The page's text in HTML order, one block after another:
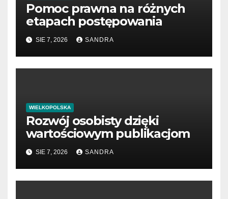
Pomoc prawna na różnych
etapach postępowania
SIE 7, 2026 SANDRA
WIELKOPOLSKA
Rozwój osobisty dzięki
wartościowym publikacjom
SIE 7, 2026 SANDRA